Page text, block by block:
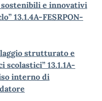
e innovativi
13.1.4A-FESRPON-
strutturato e
13.1.1A-
interno di